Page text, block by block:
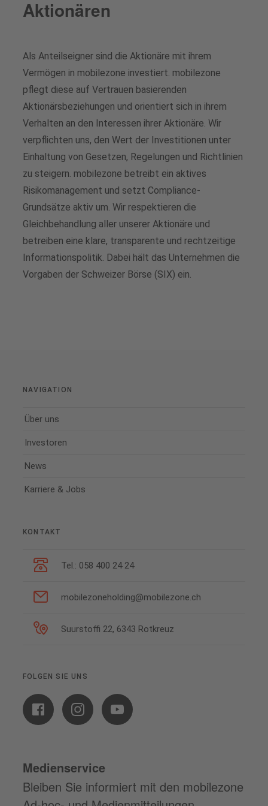
Generalversammlung
Aktienrückkaufprogramme
Finanzkalender
Aktie
Kontakt für Analysten & Investoren
Downloads
Medienkontakt
Offene Stellen mobilezone reload
Deine Ausbildung bei mobilezone
Aktionären
Als Anteilseigner sind die Aktionäre mit ihrem
Vermögen in mobilezone investiert. mobilezone
pflegt diese auf Vertrauen basierenden
Aktionärsbeziehungen und orientiert sich in ihrem
Verhalten an den Interessen ihrer Aktionäre. Wir
verpflichten uns, den Wert der Investitionen unter
Einhaltung von Gesetzen, Regelungen und Richtlinien
zu steigern. mobilezone betreibt ein aktives
Risikomanagement und setzt Compliance-
Grundsätze aktiv um. Wir respektieren die
Gleichbehandlung aller unserer Aktionäre und
betreiben eine klare, transparente und rechtzeitige
Informationspolitik. Dabei hält das Unternehmen die
Vorgaben der Schweizer Börse (SIX) ein.
NAVIGATION
Über uns
Investoren
News
Karriere & Jobs
KONTAKT
Tel.: 058 400 24 24
mobilezoneholding@mobilezone.ch
Suurstoffi 22, 6343 Rotkreuz
FOLGEN SIE UNS
Medienservice
Bleiben Sie informiert mit den mobilezone